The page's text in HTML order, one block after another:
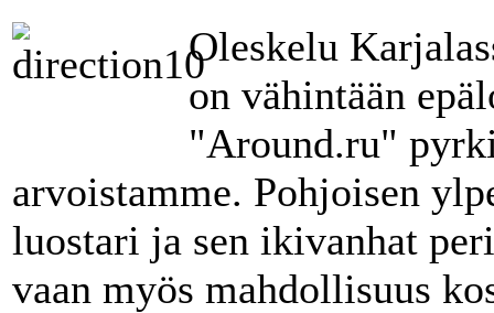
Oleskelu
on vähintään
"Around.ru"
arvoistamme. Pohjoisen
luostari ja sen ikivanhat
vaan myös mahdollisuus